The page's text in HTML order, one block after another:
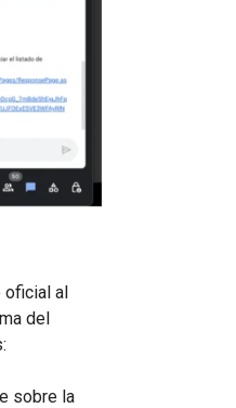
oficial al
del
sobre la